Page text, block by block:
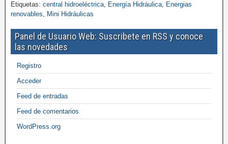
Etiquetas: central hidroeléctrica, Energía Hidráulica, Energias
renovables, Mini Hidráulicas
Panel de Usuario Web: Suscribete en RSS y conoce
las novedades
Registro
Acceder
Feed de entradas
Feed de comentarios
WordPress.org